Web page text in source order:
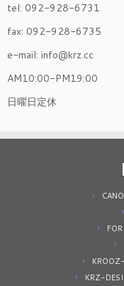
tel: 092-928-6731
fax: 092-928-6735
e-mail: info@krz.cc
AM10:00-PM19:00
日曜日定休
KRZ-